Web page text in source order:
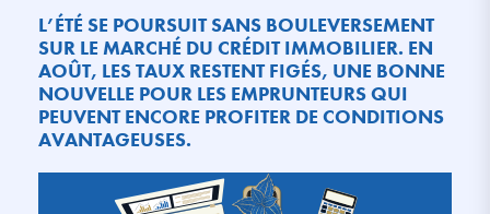
L’ÉTÉ SE POURSUIT SANS BOULEVERSEMENT
SUR LE MARCHÉ DU CRÉDIT IMMOBILIER. EN
AOÛT, LES TAUX RESTENT FIGÉS, UNE BONNE
NOUVELLE POUR LES EMPRUNTEURS QUI
PEUVENT ENCORE PROFITER DE CONDITIONS
AVANTAGEUSES.